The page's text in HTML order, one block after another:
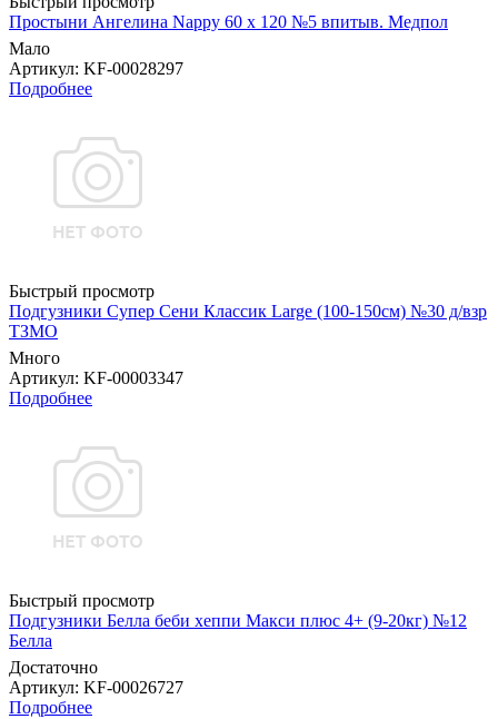
Простыни Ангелина Nappy 60 х 120 №5 впитыв. Медпол
Мало
Артикул: KF-00028297
Подробнее
Быстрый просмотр
Подгузники Супер Сени Классик Large (100-150см) №30 д/взр
ТЗМО
Много
Артикул: KF-00003347
Подробнее
Быстрый просмотр
Подгузники Белла беби хеппи Макси плюс 4+ (9-20кг) №12
Белла
Достаточно
Артикул: KF-00026727
Подробнее